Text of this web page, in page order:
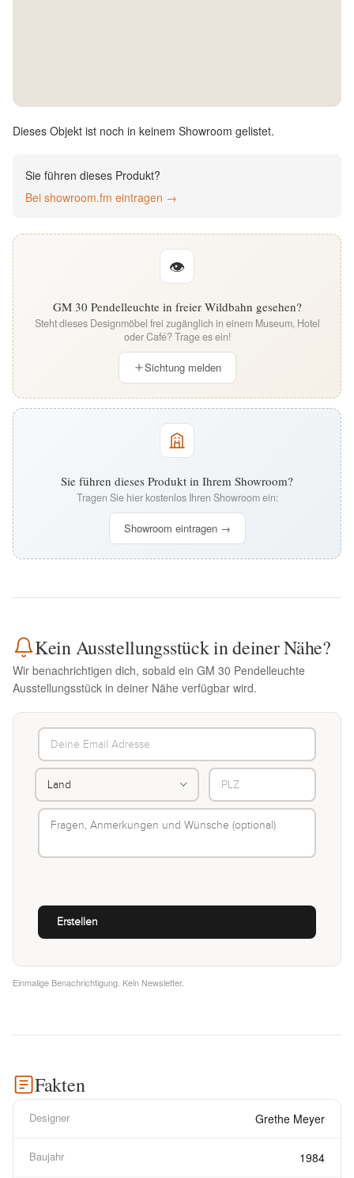
English
Deutsch
Dieses Objekt ist noch in keinem Showroom gelistet.
Sie führen dieses Produkt?
Bei showroom.fm eintragen →
👁
GM 30 Pendelleuchte in freier Wildbahn gesehen?
Steht dieses Designmöbel frei zugänglich in einem Museum, Hotel
oder Café? Trage es ein!
Sichtung melden
Sie führen dieses Produkt in Ihrem Showroom?
Tragen Sie hier kostenlos Ihren Showroom ein:
Showroom eintragen →
Kein Ausstellungsstück in deiner Nähe?
Wir benachrichtigen dich, sobald ein GM 30 Pendelleuchte
Ausstellungsstück in deiner Nähe verfügbar wird.
Einmalige Benachrichtigung. Kein Newsletter.
Fakten
Designer Grethe Meyer
Baujahr 1984